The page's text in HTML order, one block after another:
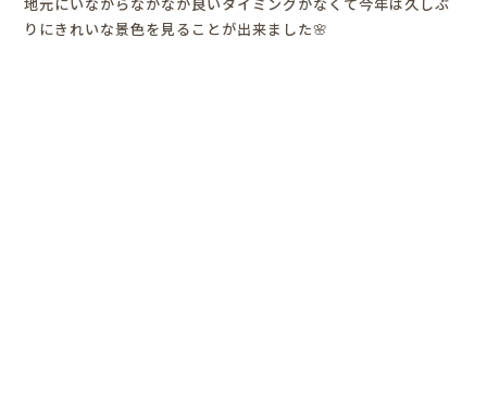
りにきれいな景色を見ることが出来ました🌸